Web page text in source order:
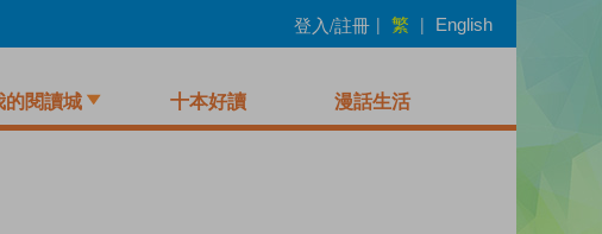
登入/註冊 | 繁 | English
的閱讀城 十本好讀 漫話生活